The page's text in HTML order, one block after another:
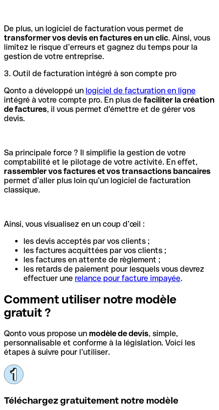
De plus, un logiciel de facturation vous permet de
transformer vos devis en factures en un clic. Ainsi, vous
limitez le risque d’erreurs et gagnez du temps pour la
gestion de votre entreprise.
3. Outil de facturation intégré à son compte pro
Qonto a développé un logiciel de facturation en ligne
intégré à votre compte pro. En plus de faciliter la création
de factures, il vous permet d'émettre et de gérer vos
devis.
Sa principale force ? Il simplifie la gestion de votre
comptabilité et le pilotage de votre activité. En effet,
rassembler vos factures et vos transactions bancaires
permet d’aller plus loin qu’un logiciel de facturation
classique.
Ainsi, vous visualisez en un coup d’œil :
les devis acceptés par vos clients ;
les factures acquittées par vos clients ;
les factures en attente de règlement ;
les retards de paiement pour lesquels vous devrez
effectuer une relance pour facture impayée.
Comment utiliser notre modèle
gratuit ?
Qonto vous propose un modèle de devis, simple,
personnalisable et conforme à la législation. Voici les
étapes à suivre pour l’utiliser.
Téléchargez gratuitement notre modèle